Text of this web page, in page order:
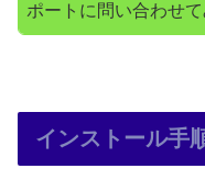
ポートに問い合わせて
インストール手